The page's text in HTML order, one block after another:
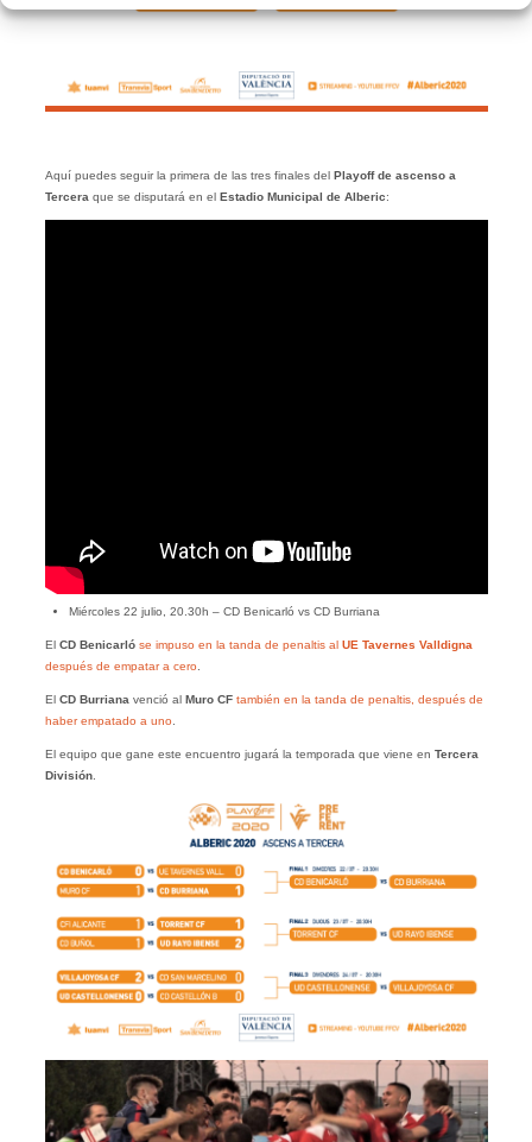
Aquí puedes seguir la primera de las tres finales del
Playoff de ascenso a
Terceraque se disputará en el Estadio Municipal de Alberic:
Miércoles 22 julio, 20.30h – CD Benicarló vs CD Burriana
El CD Benicarló se impuso en la tanda de penaltis al UE Tavernes Valldigna
después de empatar a cero.
El CD Burrianavenció al Muro CF también en la tanda de penaltis, después de
haber empatado a uno.
El equipo que gane este encuentro jugará la temporada que viene en Tercera
División.